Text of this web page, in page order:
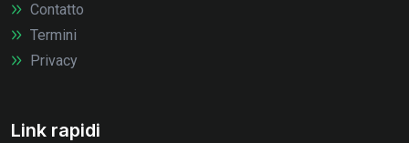
Contatto
Termini
Privacy
Link rapidi